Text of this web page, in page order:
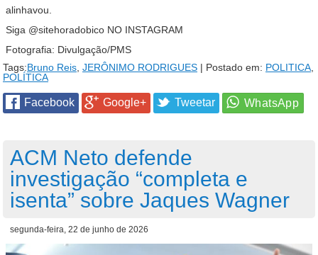
alinhavou.
Siga @sitehoradobico NO INSTAGRAM
Fotografia: Divulgação/PMS
Tags:Bruno Reis JERÔNIMO RODRIGUES | Postado em: POLITICA
POLÍTICA
Facebook Google+ Tweetar
ACM Neto defende
investigação “completa e
isenta” sobre Jaques Wagner
segunda-feira, 22 de junho de 2026